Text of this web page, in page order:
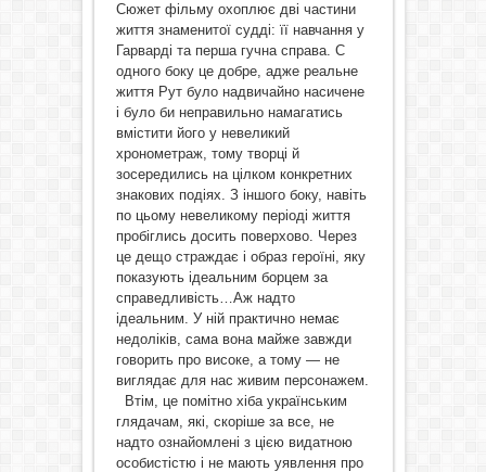
Сюжет фільму охоплює дві частини
життя знаменитої судді: її навчання у
Гарварді та перша гучна справа. С
одного боку це добре, адже реальне
життя Рут було надвичайно насичене
і було би неправильно намагатись
вмістити його у невеликий
хронометраж, тому творці й
зосередились на цілком конкретних
знакових подіях. З іншого боку, навіть
по цьому невеликому періоді життя
пробіглись досить поверхово. Через
це дещо страждає і образ героїні, яку
показують ідеальним борцем за
справедливість…Аж надто
ідеальним. У ній практично немає
недоліків, сама вона майже завжди
говорить про високе, а тому — не
виглядає для нас живим персонажем.
Втім, це помітно хіба українським
глядачам, які, скоріше за все, не
надто ознайомлені з цією видатною
особистістю і не мають уявлення про